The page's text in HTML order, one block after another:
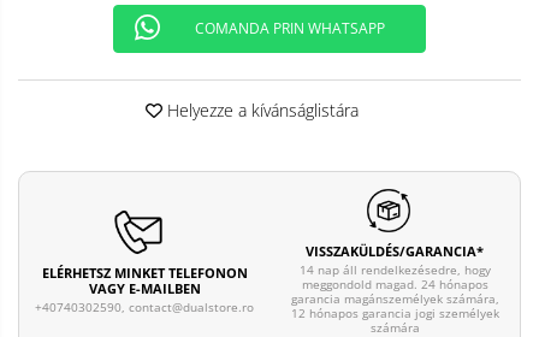
COMANDA PRIN WHATSAPP
Helyezze a kívánságlistára
ELÉRHETSZ MINKET TELEFONON
VAGY E-MAILBEN
+40740302590, contact@dualstore.ro
VISSZAKÜLDÉS/GARANCIA*
14 nap áll rendelkezésedre, hogy
meggondold magad. 24 hónapos
garancia magánszemélyek számára,
12 hónapos garancia jogi személyek
számára